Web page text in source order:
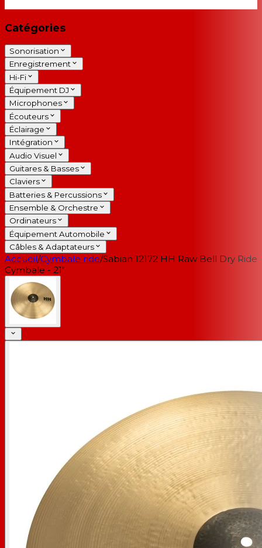
Catégories
Sonorisation
Enregistrement
Hi-Fi
Équipement DJ
Microphones
Écouteurs
Éclairage
Intégration
Audio Visuel
Guitares & Basses
Claviers
Batteries & Percussions
Ensemble & Orchestre
Ordinateurs
Équipement Automobile
Câbles & Adaptateurs
Accueil/Cymbale ride/Sabian 12172 HH Raw Bell Dry Ride
Cymbale - 21"